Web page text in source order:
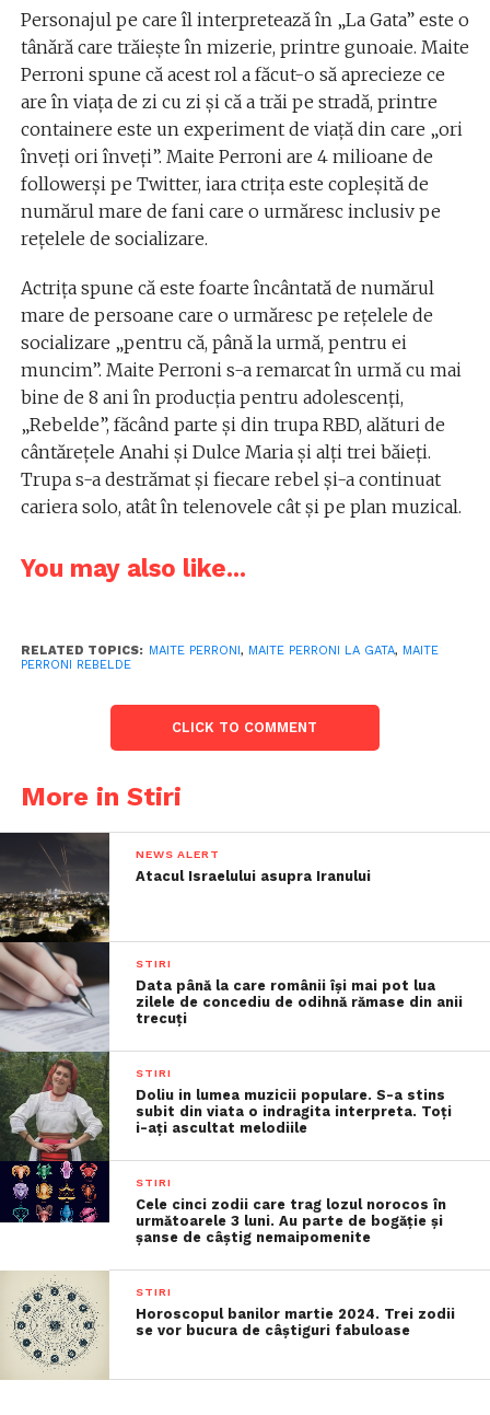
Personajul pe care îl interpretează în „La Gata” este o
tânără care trăiește în mizerie, printre gunoaie. Maite
Perroni spune că acest rol a făcut-o să aprecieze ce
are în viața de zi cu zi și că a trăi pe stradă, printre
containere este un experiment de viață din care „ori
înveți ori înveți”. Maite Perroni are 4 milioane de
followerși pe Twitter, iara ctrița este copleșită de
numărul mare de fani care o urmăresc inclusiv pe
rețelele de socializare.
Actrița spune că este foarte încântată de numărul
mare de persoane care o urmăresc pe rețelele de
socializare „pentru că, până la urmă, pentru ei
muncim”. Maite Perroni s-a remarcat în urmă cu mai
bine de 8 ani în producția pentru adolescenți,
„Rebelde”, făcând parte și din trupa RBD, alături de
cântărețele Anahi și Dulce Maria și alți trei băieți.
Trupa s-a destrămat și fiecare rebel și-a continuat
cariera solo, atât în telenovele cât și pe plan muzical.
You may also like...
RELATED TOPICS: MAITE PERRONI, MAITE PERRONI LA GATA, MAITE
PERRONI REBELDE
CLICK TO COMMENT
More in Stiri
NEWS ALERT
Atacul Israelului asupra Iranului
STIRI
Data până la care românii îşi mai pot lua
zilele de concediu de odihnă rămase din anii
trecuţi
STIRI
Doliu in lumea muzicii populare. S-a stins
subit din viata o indragita interpreta. Toți
i-ați ascultat melodiile
STIRI
Cele cinci zodii care trag lozul norocos în
următoarele 3 luni. Au parte de bogăție și
șanse de câștig nemaipomenite
STIRI
Horoscopul banilor martie 2024. Trei zodii
se vor bucura de câștiguri fabuloase